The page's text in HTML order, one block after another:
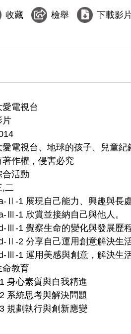
收藏 檢舉 下載影
愛電視台
片
愛電視台、地球的孩子、兒童紀
著作權，侵害必究
合活動
,二
Ⅱ-1 展現自己能力、興趣與長
Ⅲ-1 欣賞並接納自己與他人。
Ⅲ-1 覺察生命的變化與發展歷
Ⅱ-2 分享自己運用創意解決生
Ⅲ-1 運用美感與創意，解決生
命教育
身心素質與自我精進
系統思考與解決問題
規劃執行與創新應變